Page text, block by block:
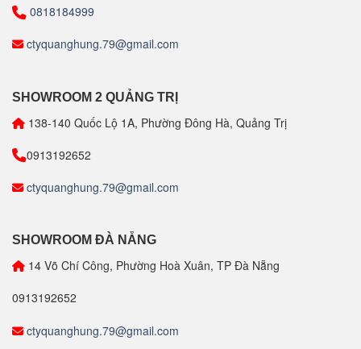
0818184999
ctyquanghung.79@gmail.com
SHOWROOM 2 QUẢNG TRỊ
138-140 Quốc Lộ 1A, Phường Đông Hà, Quảng Trị
0913192652
ctyquanghung.79@gmail.com
SHOWROOM ĐÀ NẴNG
14 Võ Chí Công, Phường Hoà Xuân, TP Đà Nẵng
0913192652
ctyquanghung.79@gmail.com